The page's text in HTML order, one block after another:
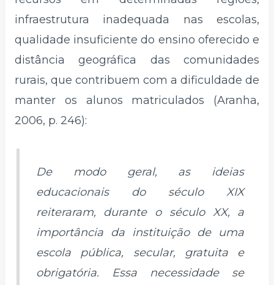
infraestrutura inadequada nas escolas,
qualidade insuficiente do ensino oferecido e
distância geográfica das comunidades
rurais, que contribuem com a dificuldade de
manter os alunos matriculados (Aranha,
2006, p. 246):
De modo geral, as ideias
educacionais do século XIX
reiteraram, durante o século XX, a
importância da instituição de uma
escola pública, secular, gratuita e
obrigatória. Essa necessidade se